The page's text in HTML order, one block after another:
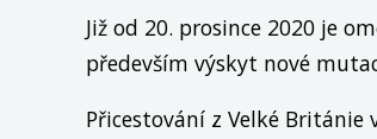
Již od 20. prosince 2020 je
především výskyt nové
Přicestování z Velké